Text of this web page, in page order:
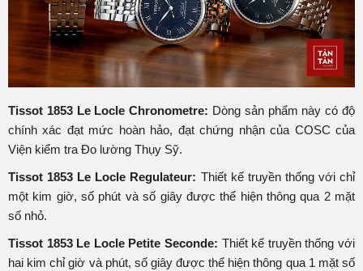
Tissot 1853 Le Locle Chronometre: Dòng sản phẩm này có độ
chính xác đạt mức hoàn hảo, đạt chứng nhận của COSC của
Viện kiểm tra Đo lường Thụy Sỹ.
Tissot 1853 Le Locle Regulateur: Thiết kế truyền thống với chỉ
một kim giờ, số phút và số giây được thể hiện thông qua 2 mặt
số nhỏ.
Tissot 1853 Le Locle Petite Seconde: Thiết kế truyền thống với
hai kim chỉ giờ và phút, số giây được thể hiện thông qua 1 mặt số